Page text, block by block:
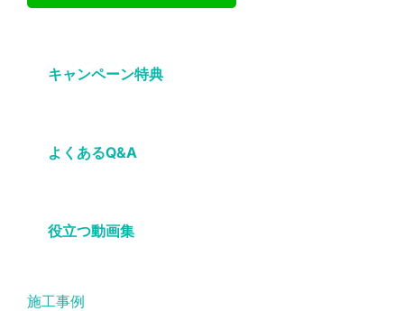
キャンペーン特典
よくあるQ&A
役立つ動画集
施工事例